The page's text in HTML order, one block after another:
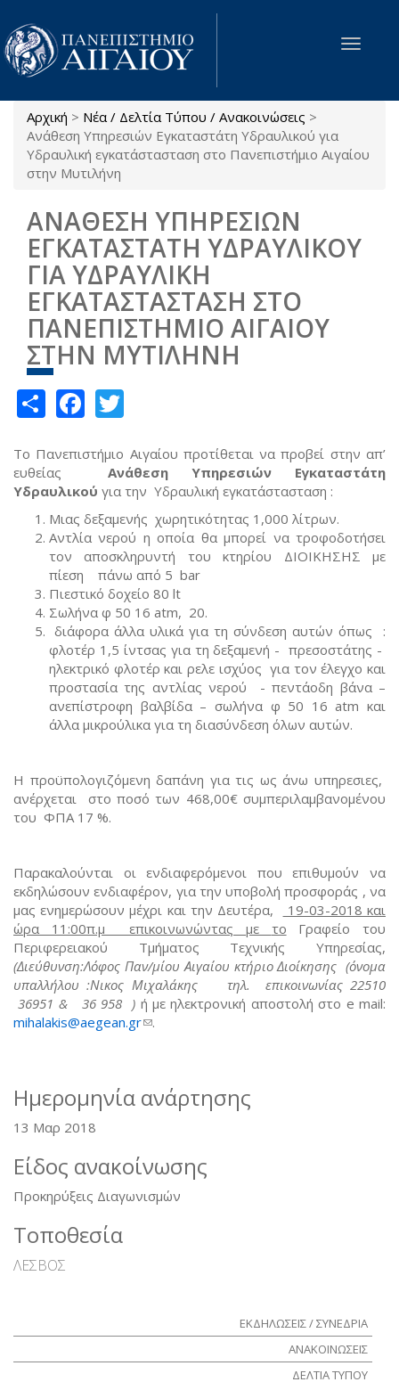
Παράκαμψη προς το κυρίως περιεχόμενο
Toggle
Είστε εδώ
Αρχική > Νέα / Δελτία Τύπου / Ανακοινώσεις >
Ανάθεση Υπηρεσιών Εγκαταστάτη Υδραυλικού για
Υδραυλική εγκατάστασταση στο Πανεπιστήμιο Αιγαίου
στην Μυτιλήνη
ΑΝΑΘΕΣΗ ΥΠΗΡΕΣΙΩΝ
ΕΓΚΑΤΑΣΤΑΤΗ ΥΔΡΑΥΛΙΚΟΥ
ΓΙΑ ΥΔΡΑΥΛΙΚΗ
ΕΓΚΑΤΑΣΤΑΣΤΑΣΗ ΣΤΟ
ΠΑΝΕΠΙΣΤΗΜΙΟ ΑΙΓΑΙΟΥ
ΣΤΗΝ ΜΥΤΙΛΗΝΗ
ShareFacebook
Το Πανεπιστήμιο Αιγαίου προτίθεται να προβεί στην απ’
ευθείας Ανάθεση Υπηρεσιών
Εγκαταστάτη
Υδραυλικού για την Υδραυλική εγκατάστασταση :
Μιας δεξαμενής χωρητικότητας 1,000 λίτρων.
Αντλία νερού η οποία θα μπορεί να τροφοδοτήσει
τον αποσκληρυντή του κτηρίου ΔΙΟΙΚΗΣΗΣ με
πίεση πάνω από 5 bar
Πιεστικό δοχείο 80 lt
Σωλήνα φ 50 16 atm, 20.
διάφορα άλλα υλικά για τη σύνδεση αυτών όπως :
φλοτέρ 1,5 ίντσας για τη δεξαμενή - πρεσοστάτης -
ηλεκτρικό φλοτέρ και ρελε ισχύος για τον έλεγχο και
προστασία της αντλίας νερού - πεντάοδη βάνα –
ανεπίστροφη βαλβίδα – σωλήνα φ 50 16 atm και
άλλα μικρούλικα για τη διασύνδεση όλων αυτών.
Η προϋπολογιζόμενη δαπάνη για τις ως άνω υπηρεσιες,
ανέρχεται στο ποσό των 468,00€ συμπεριλαμβανομένου
του ΦΠΑ 17 %.
Παρακαλούνται οι ενδιαφερόμενοι που επιθυμούν να
εκδηλώσουν ενδιαφέρον, για την υποβολή προσφοράς , να
μας ενημερώσουν μέχρι και την Δευτέρα,
19-03-2018 και
ώρα 11:00π.μ επικοινωνώντας με το Γραφείο του
Περιφερειακού Τμήματος Τεχνικής Υπηρεσίας,
(Διεύθυνση:Λόφος Παν/μίου Αιγαίου κτήριο Διοίκησης (όνομα
υπαλλήλου :Νικος Μιχαλάκης τηλ. επικοινωνίας 22510
36951 & 36 958 ) ή με ηλεκτρονική αποστολή στο e mail:
mihalakis@aegean.gr(link sends e-mail)
.
Ημερομηνία ανάρτησης
13 Μαρ 2018
Είδος ανακοίνωσης
Προκηρύξεις Διαγωνισμών
Τοποθεσία
ΛΕΣΒΟΣ
ΕΚΔΗΛΩΣΕΙΣ / ΣΥΝΕΔΡΙΑ
ΑΝΑΚΟΙΝΩΣΕΙΣ
ΔΕΛΤΙΑ ΤΥΠΟΥ